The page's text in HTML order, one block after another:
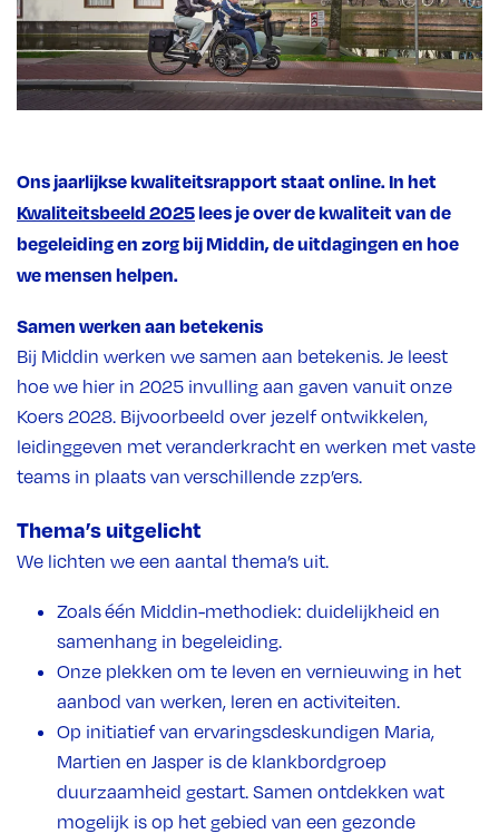
Ons jaarlijkse kwaliteitsrapport staat online. In het
Kwaliteitsbeeld 2025lees je over de kwaliteit van de
begeleiding en zorg bij Middin, de uitdagingen en hoe
we mensen helpen.
Samen werken aan betekenis
Bij Middin werken we samen aan betekenis. Je leest
hoe we hier in 2025 invulling aan gaven vanuit onze
Koers 2028. Bijvoorbeeld over jezelf ontwikkelen,
leidinggeven met veranderkracht en werken met vaste
teams in plaats van verschillende zzp’ers.
Thema’s uitgelicht
We lichten we een aantal thema’s uit.
Zoals één Middin-methodiek: duidelijkheid en
samenhang in begeleiding.
Onze plekken om te leven en vernieuwing in het
aanbod van werken, leren en activiteiten.
Op initiatief van ervaringsdeskundigen Maria,
Martien en Jasper is de klankbordgroep
duurzaamheid gestart. Samen ontdekken wat
mogelijk is op het gebied van een gezonde